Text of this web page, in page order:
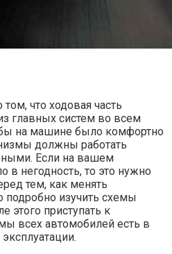
что ходовая часть
главных систем во всем
на машине было комфортно
должны работать
Если на вашем
в негодность, то это нужно
тем, как менять
изучить схемы
этого приступать к
всех автомобилей есть в